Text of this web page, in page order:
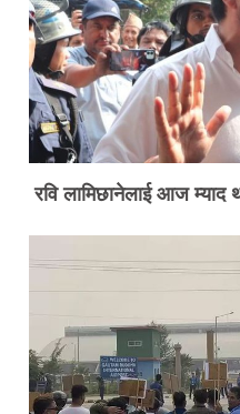
रवि लामिछानेलाई आज म्याद